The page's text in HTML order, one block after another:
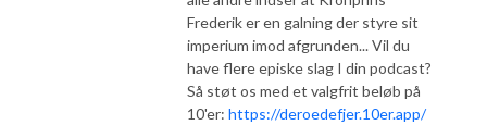
Frederik er en galning der styre sit
imperium imod afgrunden... Vil du
have flere episke slag I din podcast?
Så støt os med et valgfrit beløb på
10'er: https://deroedefjer.10er.app/